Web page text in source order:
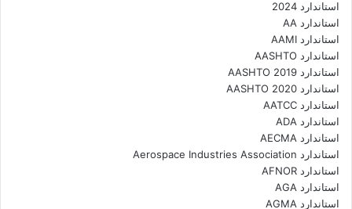
استاندارد 2024
استاندارد AA
استاندارد AAMI
استاندارد AASHTO
استاندارد AASHTO 2019
استاندارد AASHTO 2020
استاندارد AATCC
استاندارد ADA
استاندارد AECMA
استاندارد Aerospace Industries Association
استاندارد AFNOR
استاندارد AGA
استاندارد AGMA